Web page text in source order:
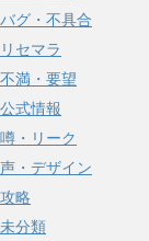
バグ・不具合
リセマラ
不満・要望
公式情報
噂・リーク
声・デザイン
攻略
未分類